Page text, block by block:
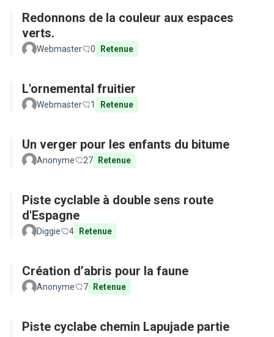
Redonnons de la couleur aux espaces
verts.
Webmaster 0 Retenue
L'ornemental fruitier
Webmaster 1 Retenue
Un verger pour les enfants du bitume
Anonyme 27 Retenue
Piste cyclable à double sens route
d'Espagne
Diggie 4 Retenue
Création d’abris pour la faune
Anonyme 7 Retenue
Piste cyclabe chemin Lapujade partie